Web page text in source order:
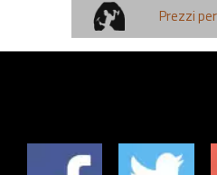
Prezzi